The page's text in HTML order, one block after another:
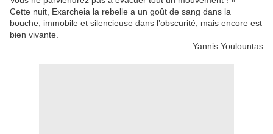
Cette nuit, Exarcheia la rebelle a un goût de sang dans la
bouche, immobile et silencieuse dans l’obscurité, mais encore est
bien vivante.
Yannis Youlountas